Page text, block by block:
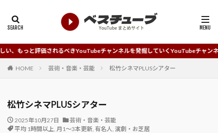
れるべきYouTubeチャンネルを発掘していくYouTubeチャンネルまとめサイト
HOME 芸術・音楽・芸能 松竹シネマPLUSシアター
松竹シネマPLUSシアター
2025年10月27日
芸術・音楽・芸能
平均 1時間以上, 月1～3本更新, 有名人, 演劇・お芝居